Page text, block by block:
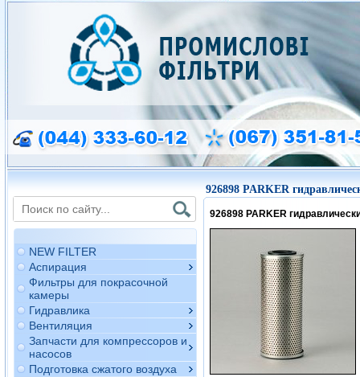
NEW FILTER
Аспирация
Фильтры для покрасочной
камеры
Гидравлика
Вентиляция
Запчасти для компрессоров и
насосов
Подготовка сжатого воздуха
926898 PARKER
926898 PARKER